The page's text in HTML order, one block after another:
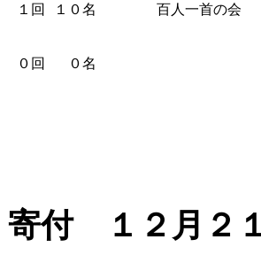
１回 １０名 百人一首の会
０回 ０名
寄付 １２月２